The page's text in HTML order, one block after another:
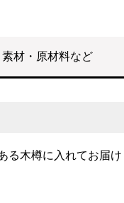
素材・原材料など
る木樽に入れてお届け